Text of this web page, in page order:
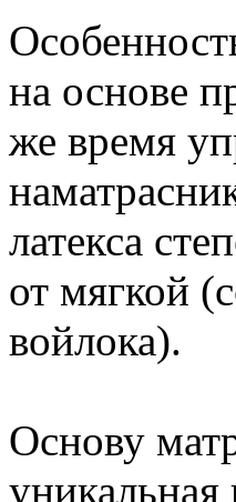
на основе
же время
латекса
от мягкой
войлока).
Основу
уникальная